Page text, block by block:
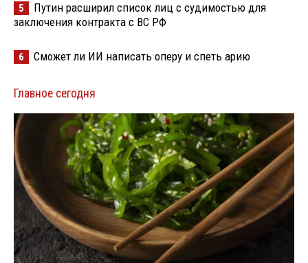
5
Путин расширил список лиц с судимостью для
заключения контракта с ВС РФ
6 Сможет ли ИИ написать оперу и спеть арию
Главное сегодня